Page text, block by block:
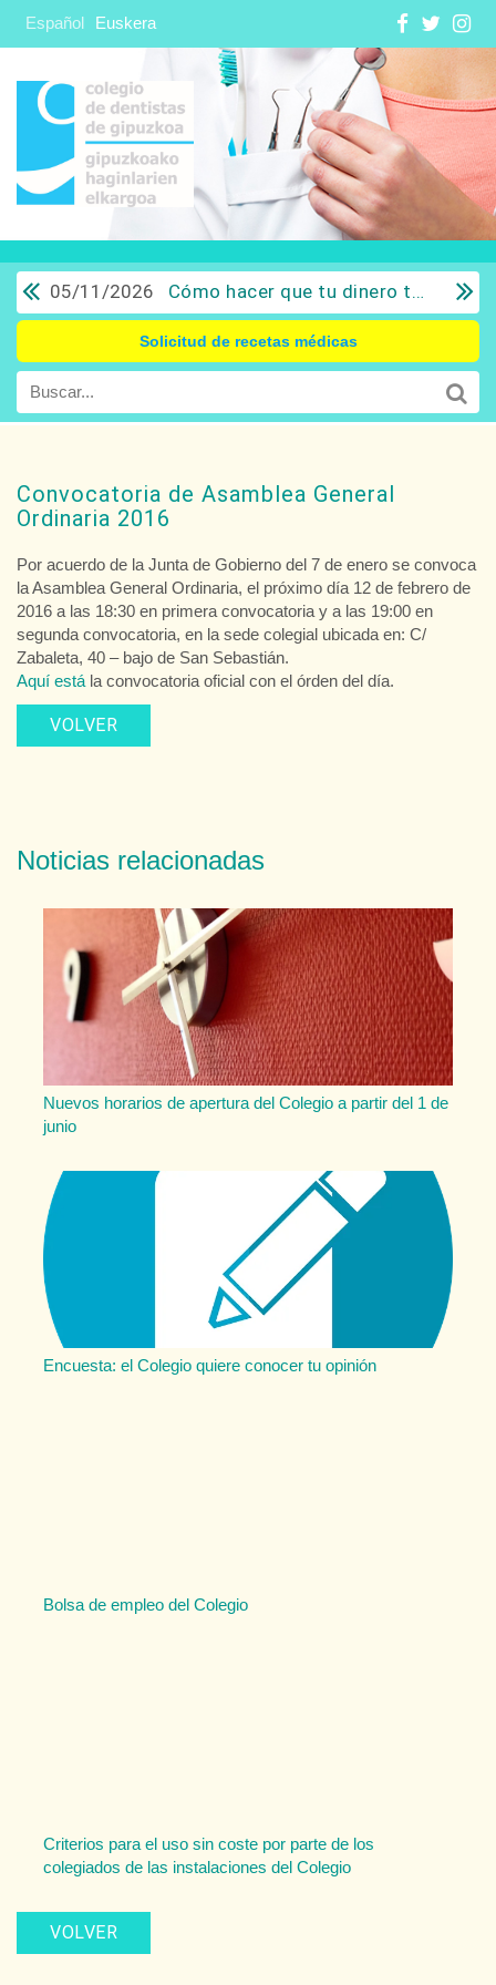
Español Euskera
05/11/2026 Cómo hacer que tu dinero trabaje para ti: Del ahorro a la inversión con sentido común.
Solicitud de recetas médicas
Convocatoria de Asamblea General
Ordinaria 2016
Por acuerdo de la Junta de Gobierno del 7 de enero se convoca
la Asamblea General Ordinaria, el próximo día 12 de febrero de
2016 a las 18:30 en primera convocatoria y a las 19:00 en
segunda convocatoria, en la sede colegial ubicada en: C/
Zabaleta, 40 – bajo de San Sebastián.
Aquí está la convocatoria oficial con el órden del día.
VOLVER
Noticias relacionadas
Nuevos horarios de apertura del Colegio a partir del 1 de
junio
Encuesta: el Colegio quiere conocer tu opinión
Bolsa de empleo del Colegio
Criterios para el uso sin coste por parte de los
colegiados de las instalaciones del Colegio
VOLVER